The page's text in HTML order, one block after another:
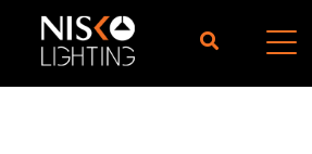
for pages - should also ignore woo
pages!!